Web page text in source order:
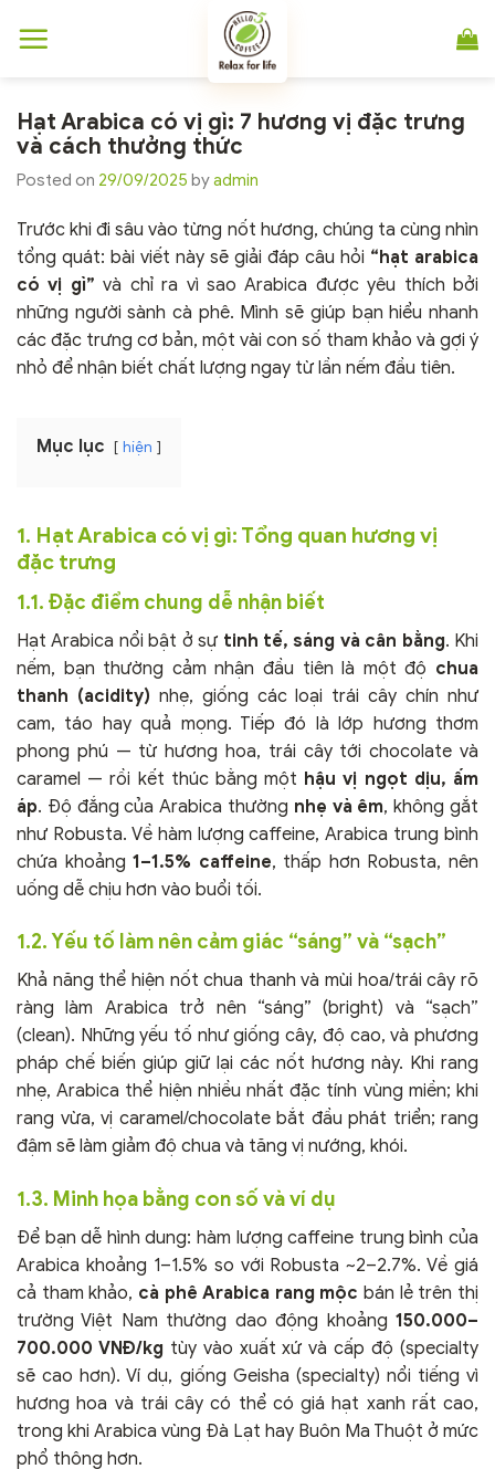
đến
Hạt Arabica có vị gì: 7 hương vị đặc trưng
và cách thưởng thức
Posted on 29/09/2025 byadmin
Trước khi đi sâu vào từng nốt hương, chúng ta cùng nhìn
tổng quát: bài viết này sẽ giải đáp câu hỏi “hạt arabica
có vị gì” và chỉ ra vì sao Arabica được yêu thích bởi
những người sành cà phê. Mình sẽ giúp bạn hiểu nhanh
các đặc trưng cơ bản, một vài con số tham khảo và gợi ý
nhỏ để nhận biết chất lượng ngay từ lần nếm đầu tiên.
Mục lục hiện
1. Hạt Arabica có vị gì: Tổng quan hương vị
đặc trưng
1.1. Đặc điểm chung dễ nhận biết
Hạt Arabica nổi bật ở sự tinh tế, sáng và cân bằng. Khi
nếm, bạn thường cảm nhận đầu tiên là một độ chua
thanh (acidity) nhẹ, giống các loại trái cây chín như
cam, táo hay quả mọng. Tiếp đó là lớp hương thơm
phong phú — từ hương hoa, trái cây tới chocolate và
caramel — rồi kết thúc bằng một hậu vị ngọt dịu, ấm
áp. Độ đắng của Arabica thường nhẹ và êm, không gắt
như Robusta. Về hàm lượng caffeine, Arabica trung bình
chứa khoảng1–1.5% caffeine, thấp hơn Robusta, nên
uống dễ chịu hơn vào buổi tối.
1.2. Yếu tố làm nên cảm giác “sáng” và “sạch”
Khả năng thể hiện nốt chua thanh và mùi hoa/trái cây rõ
ràng làm Arabica trở nên “sáng” (bright) và “sạch”
(clean). Những yếu tố như giống cây, độ cao, và phương
pháp chế biến giúp giữ lại các nốt hương này. Khi rang
nhẹ, Arabica thể hiện nhiều nhất đặc tính vùng miền; khi
rang vừa, vị caramel/chocolate bắt đầu phát triển; rang
đậm sẽ làm giảm độ chua và tăng vị nướng, khói.
1.3. Minh họa bằng con số và ví dụ
Để bạn dễ hình dung: hàm lượng caffeine trung bình của
Arabica khoảng 1–1.5% so với Robusta ~2–2.7%. Về giá
cả tham khảo, cà phê Arabica rang mộc bán lẻ trên thị
trường Việt Nam thường dao động khoảng 150.000–
700.000 VNĐ/kg tùy vào xuất xứ và cấp độ (specialty
sẽ cao hơn). Ví dụ, giống Geisha (specialty) nổi tiếng vì
hương hoa và trái cây có thể có giá hạt xanh rất cao,
trong khi Arabica vùng Đà Lạt hay Buôn Ma Thuột ở mức
phổ thông hơn.